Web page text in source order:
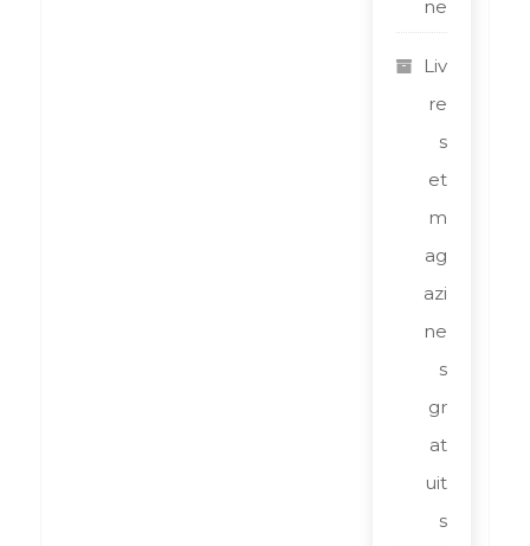
ne
Liv
re
s
et
m
ag
azi
ne
s
gr
at
uit
s